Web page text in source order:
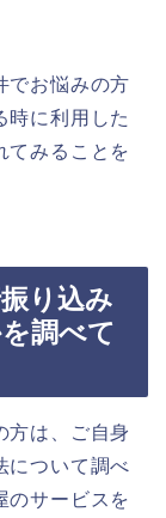
でお悩みの方
時に利用した
てみることを
り込み
調べて
方は、ご自身
について調べ
のサービスを